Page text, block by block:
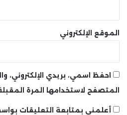
الموقع الإلكتروني
احفظ اسمي، بريدي الإلكتروني،
المتصفح لاستخدامها المرة
أعلمني بمتابعة التعليقات